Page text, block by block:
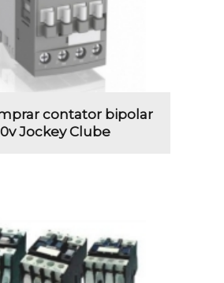
contator bipolar
Jockey Clube